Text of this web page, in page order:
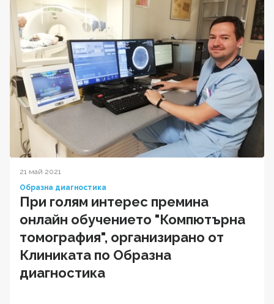
21 май 2021
Образна диагностика
При голям интерес премина
онлайн обучението "Компютърна
томография", организирано от
Клиниката по Образна
диагностика